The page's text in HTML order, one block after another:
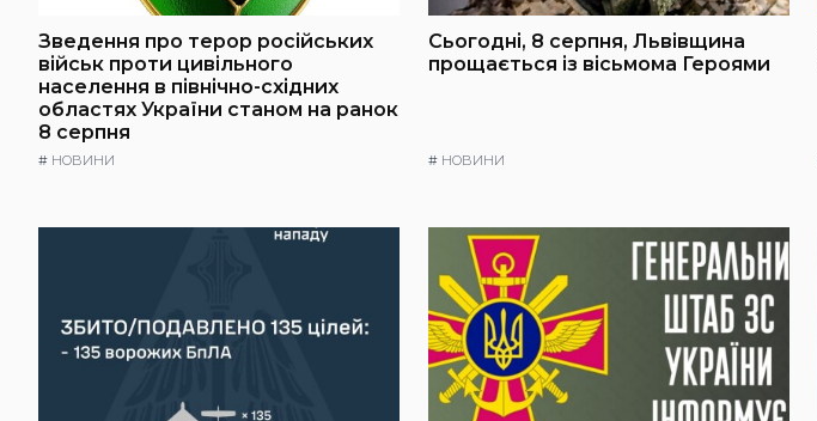
Зведення про терор російських
військ проти цивільного
населення в північно-східних
областях України станом на ранок
8 серпня
# НОВИНИ
Сьогодні, 8 серпня, Львівщина
прощається із вісьмома Героями
# НОВИНИ